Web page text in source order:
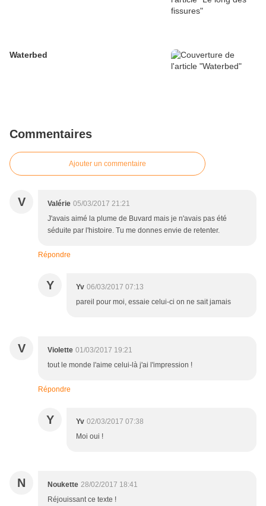
Waterbed
Commentaires
Ajouter un commentaire
V Valérie 05/03/2017 21:21
J'avais aimé la plume de Buvard mais je n'avais pas été
séduite par l'histoire. Tu me donnes envie de retenter.
Répondre
Y Yv 06/03/2017 07:13
pareil pour moi, essaie celui-ci on ne sait jamais
V Violette 01/03/2017 19:21
tout le monde l'aime celui-là j'ai l'impression !
Répondre
Y Yv 02/03/2017 07:38
Moi oui !
N Noukette 28/02/2017 18:41
Réjouissant ce texte !